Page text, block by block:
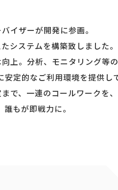
イザーが開発に参画。
システムを構築致しました。
上。分析、モニタリング等
定的なご利用環境を提供し
で、一連のコールワークを
もが即戦力に。